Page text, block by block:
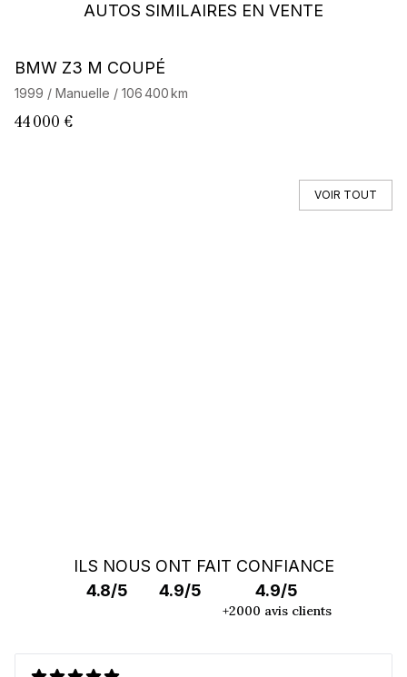
AUTOS SIMILAIRES EN VENTE
BMW Z3 M COUPÉ
1999 / Manuelle / 106 400 km
44 000 €
VOIR TOUT
ILS NOUS ONT FAIT CONFIANCE
4.8/5
4.9/5 4.9/5
+2000 avis clients